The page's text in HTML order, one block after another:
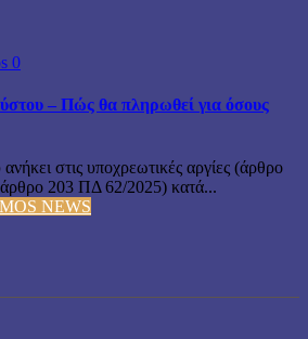
0
– Πώς θα πληρωθεί για όσους
στις υποχρεωτικές αργίες (άρθρο
203 ΠΔ 62/2025) κατά...
NEWS